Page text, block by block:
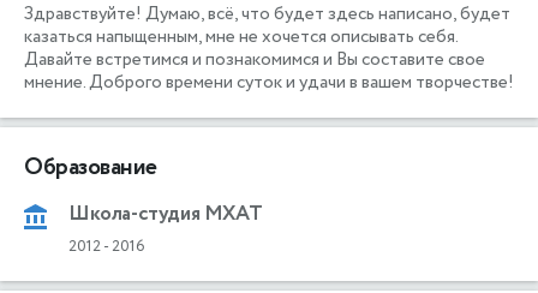
Здравствуйте! Думаю, всё, что будет здесь написано, будет
казаться напыщенным, мне не хочется описывать себя.
Давайте встретимся и познакомимся и Вы составите свое
мнение. Доброго времени суток и удачи в вашем творчестве!
Образование
Школа-студия МХАТ
2012- 2016